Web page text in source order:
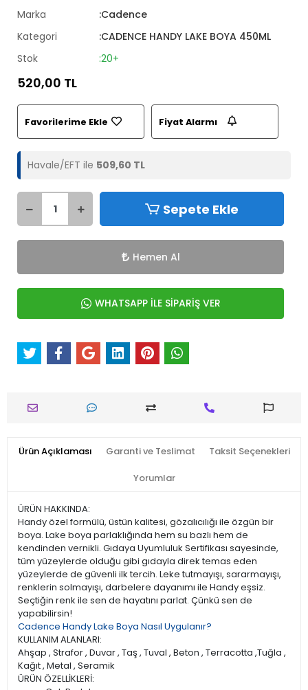
Marka
:Cadence
Kategori
:CADENCE HANDY LAKE BOYA 450ML
Stok
:20+
520,00 TL
Favorilerime Ekle Fiyat Alarmı
Havale/EFT ile 509,60 TL
Sepete Ekle
Hemen Al
WHATSAPP İLE SİPARİŞ VER
Ürün Açıklaması Garanti ve Teslimat Taksit Seçenekleri
Yorumlar
ÜRÜN HAKKINDA:
Handy özel formülü, üstün kalitesi, gözalıcılığı ile özgün bir
boya. Lake boya parlaklığında hem su bazlı hem de
kendinden vernikli. Gıdaya Uyumluluk Sertifikası sayesinde,
tüm yüzeylerde olduğu gibi gıdayla direk temas eden
yüzeylerde de güvenli ilk tercih. Leke tutmayışı, sararmayışı,
renklerin solmayışı, darbelere dayanımı ile Handy eşsiz.
Seçtiğin renk ile sen de hayatını parlat. Çünkü sen de
yapabilirsin!
Cadence Handy Lake Boya Nasıl Uygulanır?
KULLANIM ALANLARI:
Ahşap , Strafor , Duvar , Taş , Tuval , Beton , Terracotta ,Tuğla ,
Kağıt , Metal , Seramik
ÜRÜN ÖZELLİKLERİ: